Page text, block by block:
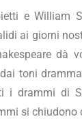
e William
ai giorni
dà
toni
i drammi di
si chiudono